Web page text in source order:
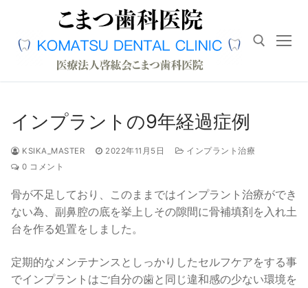
インプラントの9年経過症例
KSIKA_MASTER 2022年11月5日
インプラント治療
0 コメント
骨が不足しており、このままではインプラント治療ができ
ない為、副鼻腔の底を挙上しその隙間に骨補填剤を入れ土
台を作る処置をしました。
定期的なメンテナンスとしっかりしたセルフケアをする事
でインプラントはご自分の歯と同じ違和感の少ない環境を